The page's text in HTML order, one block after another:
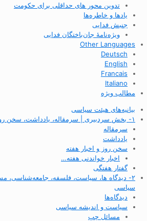
تدوین محور های حداقلی برای حکومت
یادها و خاطره‌ها
جنبش فدایی
ویژه‌نامهٔ جان‌باختگان فدایی
Other Languages
Deutsch
English
Francais
Italiano
مطالب ویژه
بیانیه‌های هیئت سیاسی
۱- بخش سردبیری | سرمقاله، یادداشت، سخن روز و پژوهش‌ها
سرمقاله
یادداشت
سخن روز و اخبار هفته
اخبار خواندنی هفته…
گفتار هفتگی
۲- دیدگاه ها، سیاست، فلسفه، جامعه‌شناسی،
سیاسی
دیدگاه‌ها
سیاست و اندیشه سیاسی
مسائل چپ